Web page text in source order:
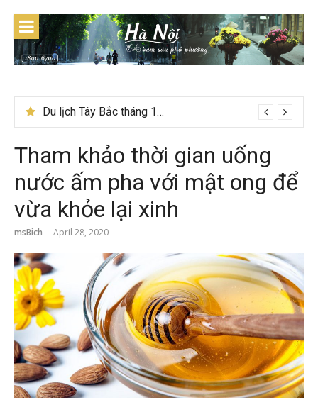
content
Lễ 2/9 đi Phú Quốc: Nên đi tour hay tự túc tiết kiệm hơn
Tham khảo thời gian uống
nước ấm pha với mật ong để
vừa khỏe lại xinh
msBich April 28, 2020